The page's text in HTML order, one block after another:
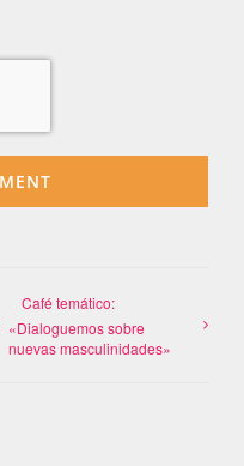
Café temático:
«Dialoguemos sobre
nuevas masculinidades»